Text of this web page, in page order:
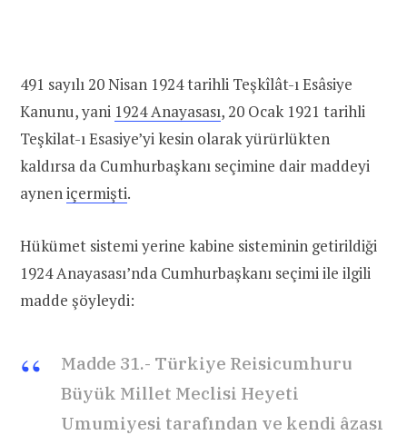
491 sayılı 20 Nisan 1924 tarihli Teşkîlât-ı Esâsiye
Kanunu, yani 1924 Anayasası, 20 Ocak 1921 tarihli
Teşkilat-ı Esasiye’yi kesin olarak yürürlükten
kaldırsa da Cumhurbaşkanı seçimine dair maddeyi
ayneniçermişti.
Hükümet sistemi yerine kabine sisteminin getirildiği
1924 Anayasası’nda Cumhurbaşkanı seçimi ile ilgili
madde şöyleydi:
Madde 31.- Türkiye Reisicumhuru
Büyük Millet Meclisi Heyeti
Umumiyesi tarafından ve kendi âzası